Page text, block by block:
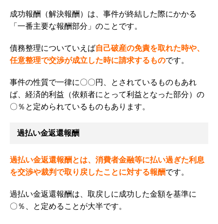
成功報酬（解決報酬）は、事件が終結した際にかかる
「一番主要な報酬部分」 のことです。
債務整理についていえば自己破産の免責を取れた時や、
任意整理で交渉が成立した時に請求するものです。
事件の性質で一律に〇〇円、とされているものもあれ
ば、経済的利益（依頼者にとって利益となった部分）の
〇％と定められているものもあります。
過払い金返還報酬
過払い金返還報酬とは、消費者金融等に払い過ぎた利息
を交渉や裁判で取り戻したことに対する報酬です。
過払い金返還報酬は、 取戻しに成功した金額を基準に
〇％、と定めることが大半です。